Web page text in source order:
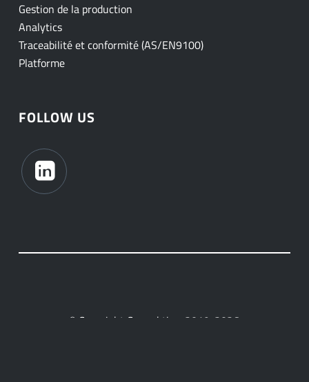
Gestion de la production
Analytics
Traceabilité et conformité (AS/EN9100)
Platforme
FOLLOW US
© Copyright Connektica, 2019-2026